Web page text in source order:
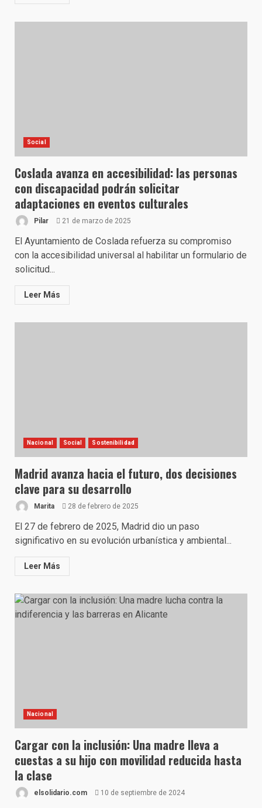
Social
Coslada avanza en accesibilidad: las personas
con discapacidad podrán solicitar
adaptaciones en eventos culturales
Pilar 21 de marzo de 2025
El Ayuntamiento de Coslada refuerza su compromiso
con la accesibilidad universal al habilitar un formulario de
solicitud...
Leer Más
Nacional Social Sostenibilidad
Madrid avanza hacia el futuro, dos decisiones
clave para su desarrollo
Marita 28 de febrero de 2025
El 27 de febrero de 2025, Madrid dio un paso
significativo en su evolución urbanística y ambiental...
Leer Más
Nacional
Cargar con la inclusión: Una madre lleva a
cuestas a su hijo con movilidad reducida hasta
la clase
elsolidario.com 10 de septiembre de 2024